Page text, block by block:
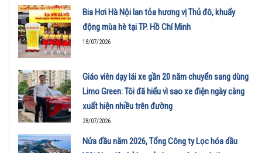
Bia Hơi Hà Nội lan tỏa hương vị Thủ đô, khuấy
động mùa hè tại TP. Hồ Chí Minh
18/07/2026
Giáo viên dạy lái xe gần 20 năm chuyển sang dùng
Limo Green: Tôi đã hiểu vì sao xe điện ngày càng
xuất hiện nhiều trên đường
28/07/2026
Nửa đầu năm 2026, Tổng Công ty Lọc hóa dầu